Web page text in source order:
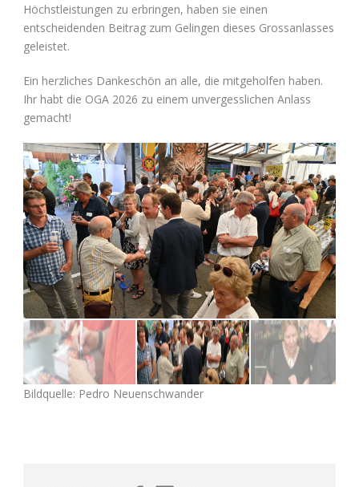
Höchstleistungen zu erbringen, haben sie einen
entscheidenden Beitrag zum Gelingen dieses Grossanlasses
geleistet.
Ein herzliches Dankeschön an alle, die mitgeholfen haben.
Ihr habt die OGA 2026 zu einem unvergesslichen Anlass
gemacht!
Bildquelle: Pedro Neuenschwander